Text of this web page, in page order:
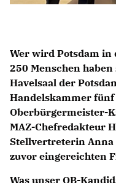
Wer wird Potsdam
250 Menschen
Havelsaal der
Handelskammer fünf
Oberbürgermeister-
MAZ-Chefredakteur
Stellvertreterin Anna
zuvor eingereichten
Was unser OB-